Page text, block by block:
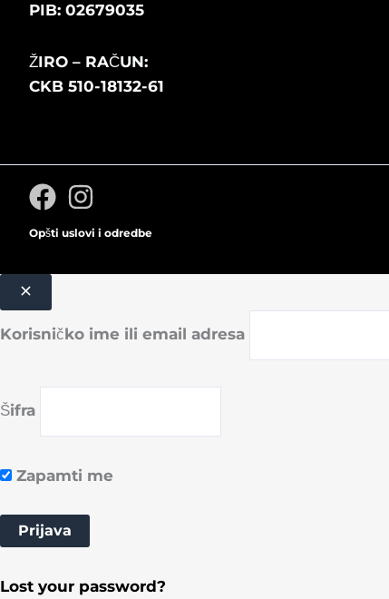
PIB: 02679035
ŽIRO – RAČUN:
CKB 510-18132-61
Opšti uslovi i odredbe
Korisničko ime ili email adresa
Šifra
Zapamti me
Lost your password?